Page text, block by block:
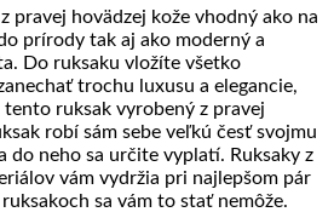
pravej hovädzej kože vhodný ako na
prírody tak aj ako moderný a
Do ruksaku vložíte všetko
trochu luxusu a elegancie,
ruksak vyrobený z pravej
robí sám sebe veľkú česť svojmu
do neho sa určite vyplatí. Ruksaky z
vám vydržia pri najlepšom pár
sa vám to stať nemôže.